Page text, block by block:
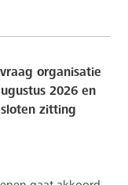
organisatie
2026 en
zitting